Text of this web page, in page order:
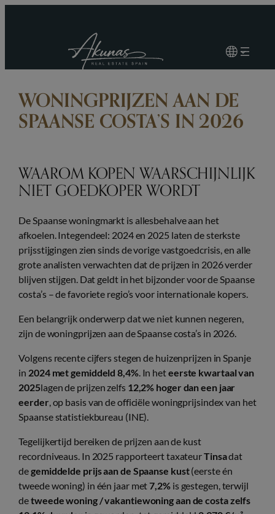
WONINGPRIJZEN AAN DE
SPAANSE COSTA’S IN 2026
WAAROM KOPEN WAARSCHIJNLIJK
NIET GOEDKOPER WORDT
De Spaanse woningmarkt is allesbehalve aan het
afkoelen. Integendeel: 2024 en 2025 laten de sterkste
prijsstijgingen zien sinds de vorige vastgoedcrisis, en alle
grote analisten verwachten dat de prijzen in 2026 verder
blijven stijgen. Dat geldt in het bijzonder voor de Spaanse
costa’s – de favoriete regio’s voor internationale kopers.
Een belangrijk onderwerp dat we niet kunnen negeren,
zijn de woningprijzen aan de Spaanse costa’s in 2026.
Volgens recente cijfers stegen de huizenprijzen in Spanje
in 2024 met gemiddeld 8,4%. In heteerste kwartaal van
2025lagen de prijzen zelfs 12,2% hoger dan een jaar
eerder, op basis van de officiële woningprijsindex van het
Spaanse statistiekbureau (INE).
Tegelijkertijd bereiken de prijzen aan de kust
recordniveaus. In 2025 rapporteert taxateurTinsadat
degemiddelde prijs aan de Spaanse kust(eerste én
tweede woning) in één jaar met7,2%is gestegen, terwijl
detweede woning / vakantiewoning aan de costa zelfs